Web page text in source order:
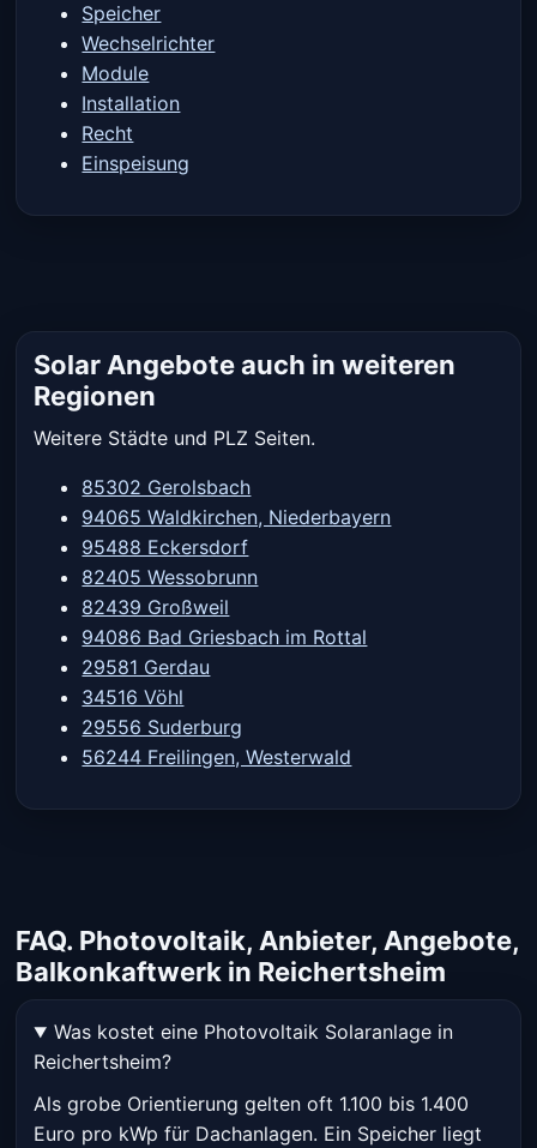
Speicher
Wechselrichter
Module
Installation
Recht
Einspeisung
Solar Angebote auch in weiteren
Regionen
Weitere Städte und PLZ Seiten.
85302 Gerolsbach
94065 Waldkirchen, Niederbayern
95488 Eckersdorf
82405 Wessobrunn
82439 Großweil
94086 Bad Griesbach im Rottal
29581 Gerdau
34516 Vöhl
29556 Suderburg
56244 Freilingen, Westerwald
FAQ. Photovoltaik, Anbieter, Angebote,
Balkonkaftwerk in Reichertsheim
Was kostet eine Photovoltaik Solaranlage in
Reichertsheim?
Als grobe Orientierung gelten oft 1.100 bis 1.400
Euro pro kWp für Dachanlagen. Ein Speicher liegt